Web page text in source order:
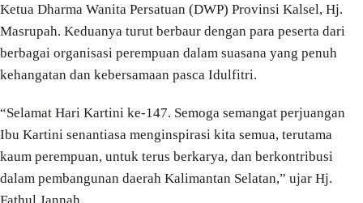
Ketua Dharma Wanita Persatuan (DWP) Provinsi Kalsel, Hj.
Masrupah. Keduanya turut berbaur dengan para peserta dari
berbagai organisasi perempuan dalam suasana yang penuh
kehangatan dan kebersamaan pasca Idulfitri.
“Selamat Hari Kartini ke-147. Semoga semangat perjuangan
Ibu Kartini senantiasa menginspirasi kita semua, terutama
kaum perempuan, untuk terus berkarya, dan berkontribusi
dalam pembangunan daerah Kalimantan Selatan,” ujar Hj.